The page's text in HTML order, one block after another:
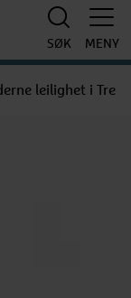
SØK MENY
leilighet i